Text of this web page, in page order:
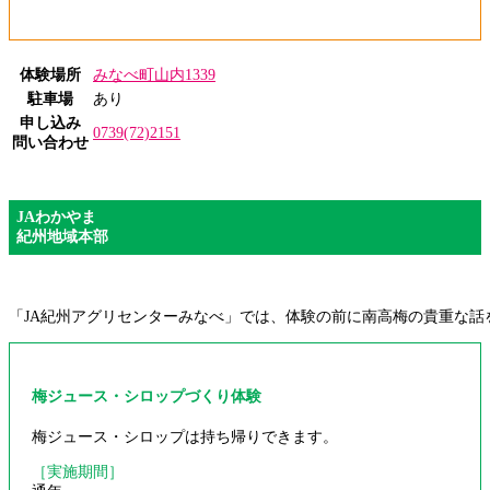
体験場所
みなべ町山内1339
駐車場
あり
申し込み
問い合わせ
0739(72)2151
JAわかやま
紀州地域本部
「JA紀州アグリセンターみなべ」では、体験の前に南高梅の貴重な
梅ジュース・シロップづくり体験
梅ジュース・シロップは持ち帰りできます。
［実施期間］